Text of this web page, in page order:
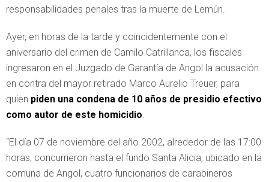
responsabilidades penales tras la muerte de Lemún.
Ayer, en horas de la tarde y coincidentemente con el
aniversario del crimen de Camilo Catrillanca, los fiscales
ingresaron en el Juzgado de Garantía de Angol la acusación
en contra del mayor retirado Marco Aurelio Treuer, para
quien piden una condena de 10 años de presidio efectivo
como autor de este homicidio
“El día 07 de noviembre del año 2002, alrededor de las 17:00
horas, concurrieron hasta el fundo Santa Alicia, ubicado en la
comuna de Angol, cuatro funcionarios de carabineros